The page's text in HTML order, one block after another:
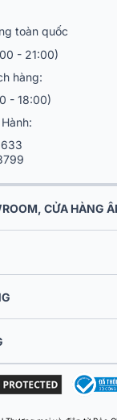
II là sản phẩm
của Nhật Bản,
nhạc và xem
Nhật, mang lại hiệu
toàn quốc
- 21:00)
hàng:
- 18:00)
CỬA HÀNG